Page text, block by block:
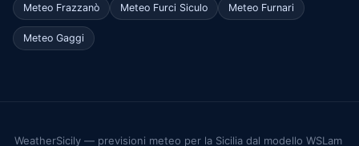
Meteo Frazzanò Meteo Furci Siculo Meteo Furnari
Meteo Gaggi
WeatherSicily — previsioni meteo per la Sicilia dal modello WSLam